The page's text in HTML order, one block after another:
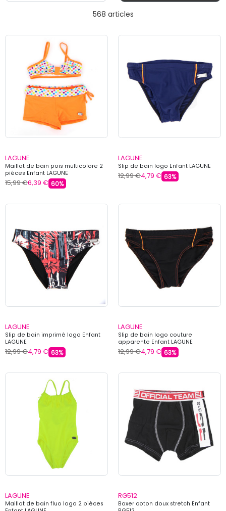
568 articles
LAGUNE
Maillot de bain pois multicolore 2
piéces Enfant LAGUNE
15,99 €6,39 € 60%
LAGUNE
Slip de bain logo Enfant LAGUNE
12,99 €4,79 € 63%
LAGUNE
Slip de bain imprimé logo Enfant
LAGUNE
12,99 €4,79 € 63%
LAGUNE
Slip de bain logo couture
apparente Enfant LAGUNE
12,99 €4,79 € 63%
LAGUNE
Maillot de bain fluo logo 2 pièces
RG512
Boxer coton doux stretch Enfant